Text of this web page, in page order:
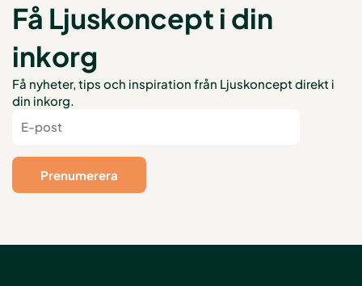
Få Ljuskoncept i din
inkorg
Få nyheter, tips och inspiration från Ljuskoncept direkt i
din inkorg.